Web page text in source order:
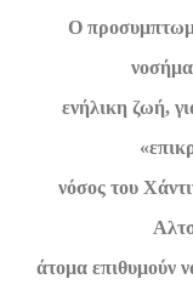
Ο
ενήλικη ζωή,
νόσος του
άτομα επιθυμούν